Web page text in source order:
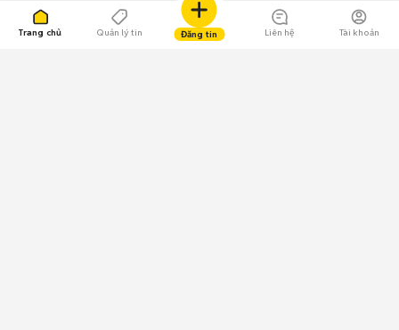
Trang chủ Quản lý tin Đăng tin Liên hệ Tài khoản